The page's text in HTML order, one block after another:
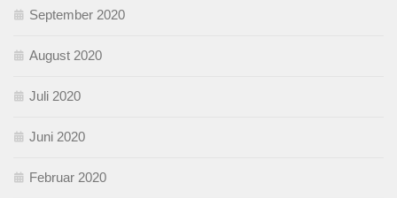
September 2020
August 2020
Juli 2020
Juni 2020
Februar 2020